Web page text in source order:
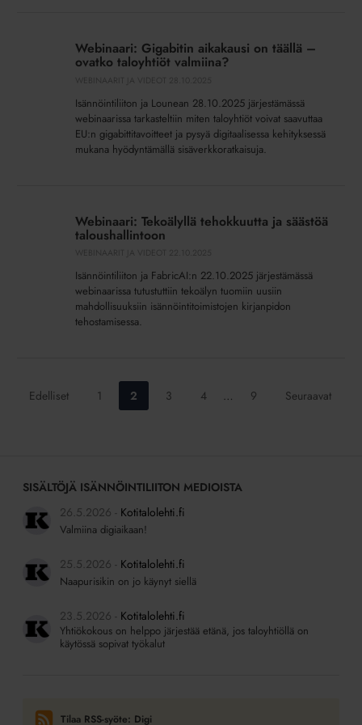
Webinaari: Gigabitin aikakausi on täällä –
ovatko taloyhtiöt valmiina?
Isännöintiliiton ja Lounean 28.10.2025 järjestämässä
webinaarissa tarkasteltiin miten taloyhtiöt voivat saavuttaa
EU:n gigabittitavoitteet ja pysyä digitaalisessa kehityksessä
mukana hyödyntämällä sisäverkkoratkaisuja.
taloushallintoon
Webinaari: Tekoälyllä tehokkuutta ja säästöä
taloushallintoon
Isännöintiliiton ja FabricAI:n 22.10.2025 järjestämässä
webinaarissa tutustuttiin tekoälyn tuomiin uusiin
mahdollisuuksiin isännöintitoimistojen kirjanpidon
tehostamisessa.
Edelliset
Siirry
sivulle:
1
Siirry
sivulle:
2
Siirry
3
Siirry
4 …
Siirry
9 Seuraavat
SISÄLTÖJÄ ISÄNNÖINTILIITON MEDIOISTA
26.5.2026
Kotitalolehti.fi
Valmiina digiaikaan!
25.5.2026 Kotitalolehti.fi
Naapurisikin on jo käynyt siellä
23.5.2026 Kotitalolehti.fi
Yhtiökokous on helppo järjestää etänä, jos taloyhtiöllä on
käytössä sopivat työkalut
Tilaa RSS-syöte: Digi